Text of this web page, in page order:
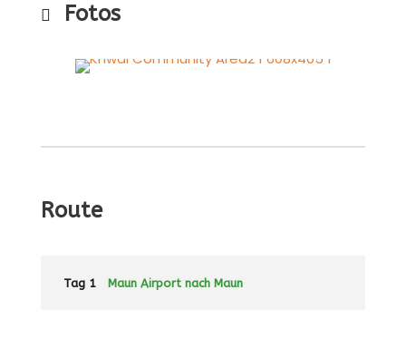
Fotos
Route
Tag 1 Maun Airport nach Maun